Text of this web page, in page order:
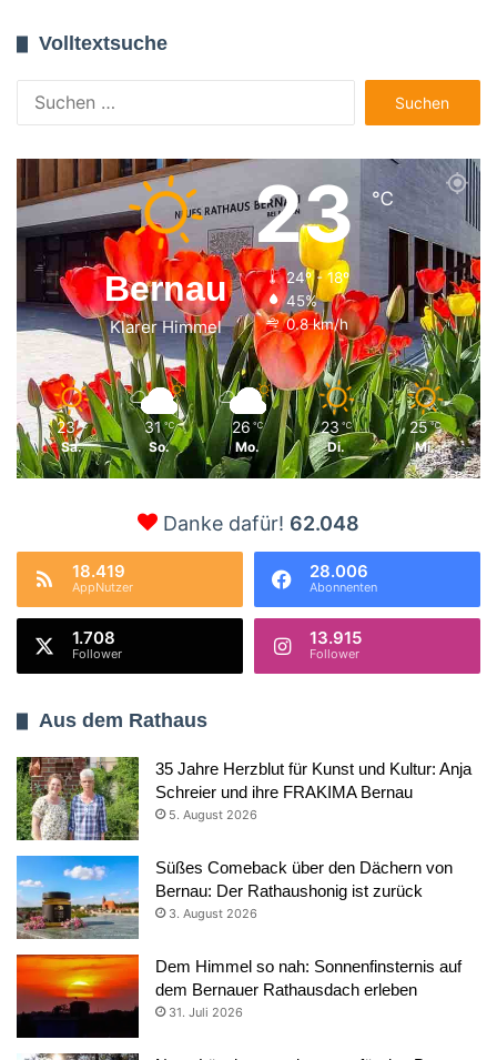
Volltextsuche
nach:
Bernau
Klarer Himmel
23℃
24º - 18º
45%
0.8 km/h
23 ℃
Sa.
31 ℃
So.
26 ℃
Mo.
23 ℃
Di.
25 ℃
Mi.
Danke dafür! 62.048
18.419
AppNutzer
28.006
Abonnenten
1.708
Follower
13.915
Follower
Aus dem Rathaus
35 Jahre Herzblut für Kunst und Kultur: Anja
Schreier und ihre FRAKIMA Bernau
5. August 2026
Süßes Comeback über den Dächern von
Bernau: Der Rathaushonig ist zurück
3. August 2026
Dem Himmel so nah: Sonnenfinsternis auf
dem Bernauer Rathausdach erleben
31. Juli 2026